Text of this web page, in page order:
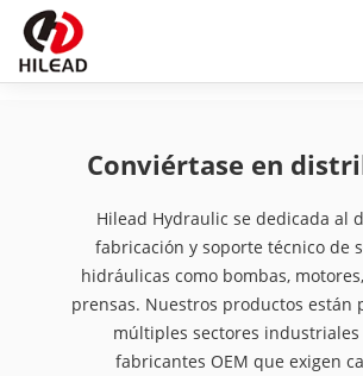
Conviértase en
Hilead Hydraulic se dedicada al
fabricación y soporte técnico de
hidráulicas como bombas,
prensas. Nuestros productos están
múltiples sectores industriales
fabricantes OEM que exigen